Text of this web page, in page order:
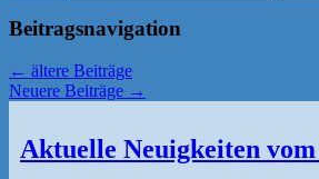
Beitragsnavigation
← ältere Beiträge
Neuere Beiträge →
Aktuelle Neuigkeiten